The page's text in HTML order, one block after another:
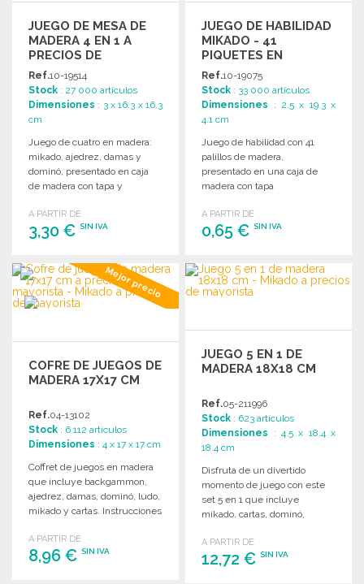
JUEGO DE MESA DE
MADERA 4 EN 1 A
PRECIOS DE
MAYORISTA
Ref.10-19514
Stock : 27 000 artículos
Dimensiones : 3 x 16.3 x 16.3
cm
Juego de cuatro en madera:
mikado, ajedrez, damas y
dominó, presentado en caja
de madera con tapa y
A PARTIR DE
3,30 € SIN IVA
PEDIR
Solicitar un presupuesto
JUEGO DE HABILIDAD
MIKADO - 41
PIQUETES EN
MADERA A PRECIOS
DE MAYORISTA
Ref.10-19075
Stock : 33 000 artículos
Dimensiones : 2.5 x 19.3 x
4.1 cm
Juego de habilidad con 41
palillos de madera,
presentado en una caja de
madera con tapa
A PARTIR DE
0,65 €SIN IVA
PEDIR
Solicitar un presupuesto
Mejor precio
COFRE DE JUEGOS DE
MADERA 17X17 CM
Ref.04-13102
Stock : 6 112 artículos
Dimensiones : 4 x 17 x 17 cm
Coffret de juegos en madera
que incluye backgammon,
ajedrez, damas, dominó, ludo,
mikado y cartas. Instrucciones
A PARTIR DE
8,96 € SIN IVA
JUEGO 5 EN 1 DE
MADERA 18X18 CM
Ref.05-211996
Stock : 623 artículos
Dimensiones : 4.5 x 18.4 x
18.4 cm
Disfruta de un divertido
momento de juego con este
set 5 en 1 que incluye
mikado, cartas, dominó,
A PARTIR DE
12,72 €SIN IVA